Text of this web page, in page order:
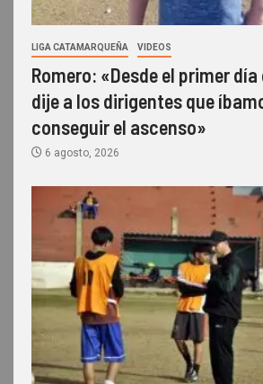
LIGA CATAMARQUEÑA VIDEOS
Romero: «Desde el primer
dije a los dirigentes que
conseguir el ascenso»
6 agosto, 2026